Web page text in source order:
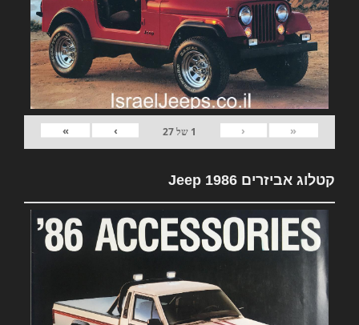
«
‹
1 של27
›
»
קטלוג אביזרים Jeep 1986